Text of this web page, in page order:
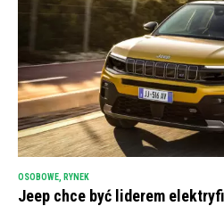
OSOBOWE RYNEK
Jeep chce być liderem